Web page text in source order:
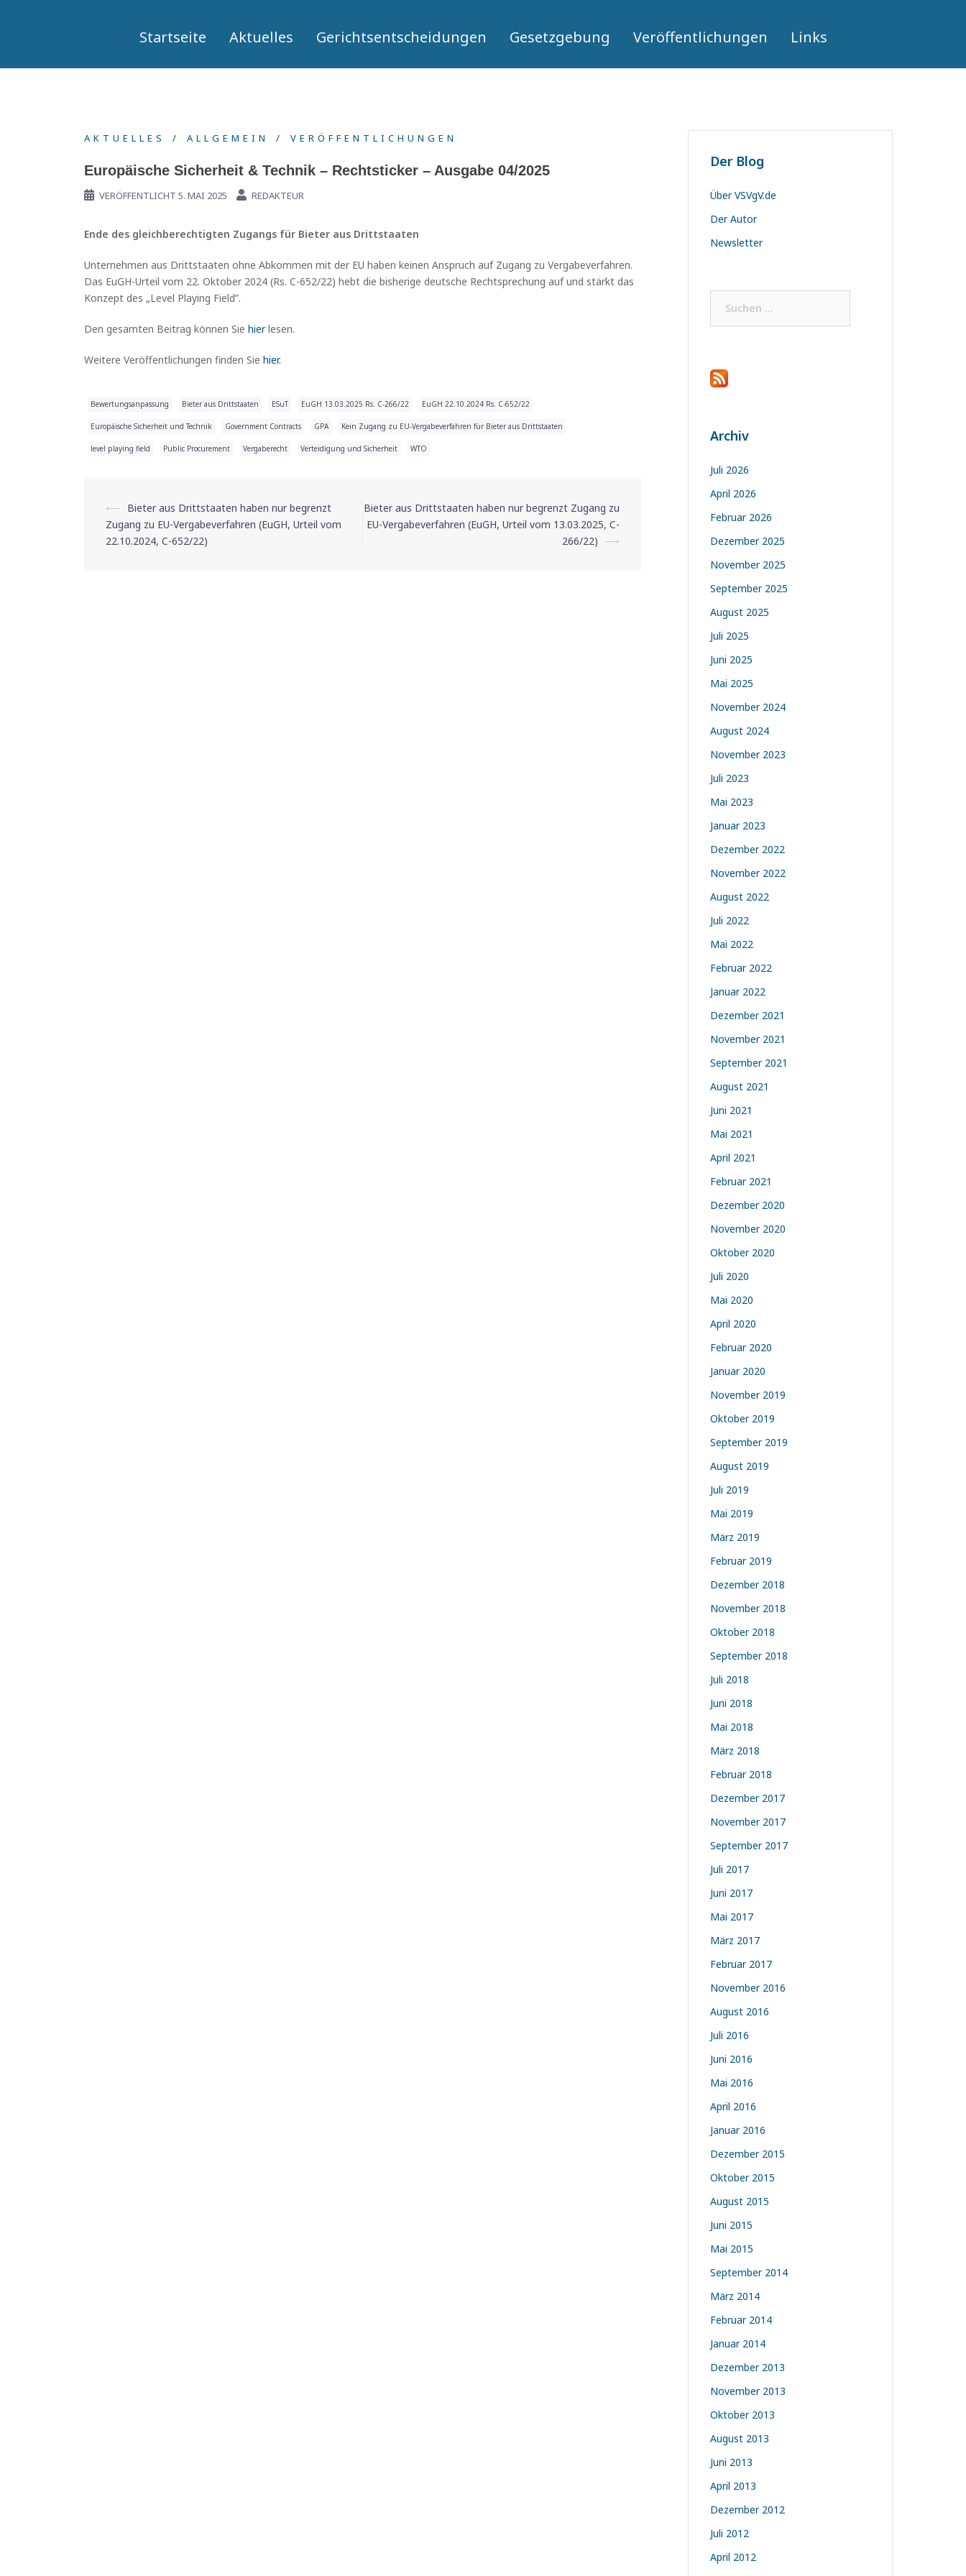
Startseite Aktuelles Gerichtsentscheidungen Gesetzgebung Veröffentlichungen Links
AKTUELLES ALLGEMEIN VERÖFFENTLICHUNGEN
Europäische Sicherheit & Technik – Rechtsticker – Ausgabe 04/2025
VERÖFFENTLICHT 5. MAI 2025 REDAKTEUR
Ende des gleichberechtigten Zugangs für Bieter aus Drittstaaten
Unternehmen aus Drittstaaten ohne Abkommen mit der EU haben keinen Anspruch auf Zugang zu Vergabeverfahren.
Das EuGH-Urteil vom 22. Oktober 2024 (Rs. C-652/22) hebt die bisherige deutsche Rechtsprechung auf und stärkt das
Konzept des „Level Playing Field”.
Den gesamten Beitrag können Sie hierlesen.
Weitere Veröffentlichungen finden Sie hier.
Bewertungsanpassung Bieter aus Drittstaaten ESuT EuGH 13.03.2025 Rs. C-266/22 EuGH 22.10.2024 Rs. C-652/22
Europäische Sicherheit und Technik Government Contracts GPA Kein Zugang zu EU-Vergabeverfahren für Bieter aus Drittstaaten
level playing field Public Procurement Vergaberecht Verteidigung und Sicherheit WTO
Beitrags-
Navigation
⟵
Bieter aus Drittstaaten haben nur begrenzt
Zugang zu EU-Vergabeverfahren (EuGH, Urteil vom
22.10.2024, C-652/22)
Bieter aus Drittstaaten haben nur begrenzt Zugang zu
EU-Vergabeverfahren (EuGH, Urteil vom 13.03.2025, C-
266/22)
⟶
Der Blog
Über VSVgV.de
Der Autor
Newsletter
nach:
Archiv
Juli 2026
April 2026
Februar 2026
Dezember 2025
November 2025
September 2025
August 2025
Juli 2025
Juni 2025
Mai 2025
November 2024
August 2024
November 2023
Juli 2023
Mai 2023
Januar 2023
Dezember 2022
November 2022
August 2022
Juli 2022
Mai 2022
Februar 2022
Januar 2022
Dezember 2021
November 2021
September 2021
August 2021
Juni 2021
Mai 2021
April 2021
Februar 2021
Dezember 2020
November 2020
Oktober 2020
Juli 2020
Mai 2020
April 2020
Februar 2020
Januar 2020
November 2019
Oktober 2019
September 2019
August 2019
Juli 2019
Mai 2019
März 2019
Februar 2019
Dezember 2018
November 2018
Oktober 2018
September 2018
Juli 2018
Juni 2018
Mai 2018
März 2018
Februar 2018
Dezember 2017
November 2017
September 2017
Juli 2017
Juni 2017
Mai 2017
März 2017
Februar 2017
November 2016
August 2016
Juli 2016
Juni 2016
Mai 2016
April 2016
Januar 2016
Dezember 2015
Oktober 2015
August 2015
Juni 2015
Mai 2015
September 2014
März 2014
Februar 2014
Januar 2014
Dezember 2013
November 2013
Oktober 2013
August 2013
Juni 2013
April 2013
Dezember 2012
Juli 2012
April 2012